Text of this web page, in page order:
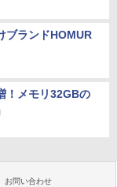
ブランドHOMUR
！メモリ32GBの
お問い合わせ